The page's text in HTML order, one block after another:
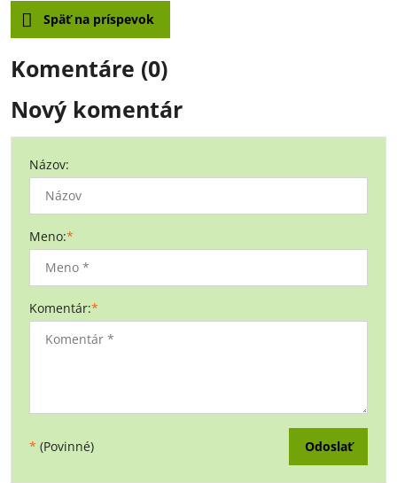
Späť na príspevok
Komentáre (0)
Nový komentár
Názov:
Meno:*
Komentár:*
* (Povinné) Odoslať